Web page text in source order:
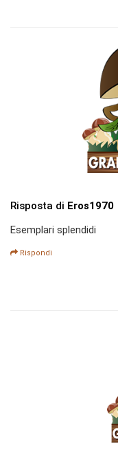
Risposta di Eros1970
Esemplari splendidi
Rispondi